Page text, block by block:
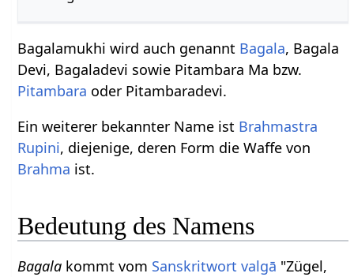
Bagalamukhi wird auch genannt Bagala, Bagala
Devi, Bagaladevi sowie Pitambara Ma bzw.
Pitambara oder Pitambaradevi.
Ein weiterer bekannter Name ist Brahmastra
Rupini, diejenige, deren Form die Waffe von
Brahma ist.
Bedeutung des Namens
Bagala kommt vom Sanskritwort valgā "Zügel,